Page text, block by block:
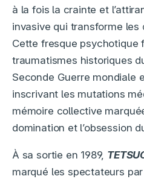
à la fois la crainte et
invasive qui transforme les
Cette fresque psychotique
traumatismes historiques
Seconde Guerre mondiale
inscrivant les mutations
mémoire collective
domination et l’obsession
À sa sortie en 1989,
marqué les spectateurs